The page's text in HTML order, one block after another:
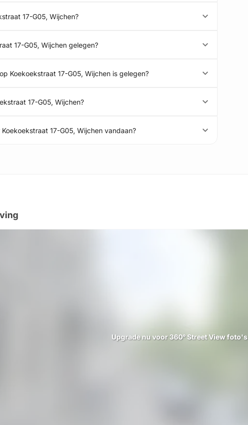
17-G05, Wijchen?
17-G05, Wijchen gelegen?
Koekoekstraat 17-G05, Wijchen is gelegen?
17-G05, Wijchen?
17-G05, Wijchen vandaan?
Upgrade nu voor 360° Street View foto's